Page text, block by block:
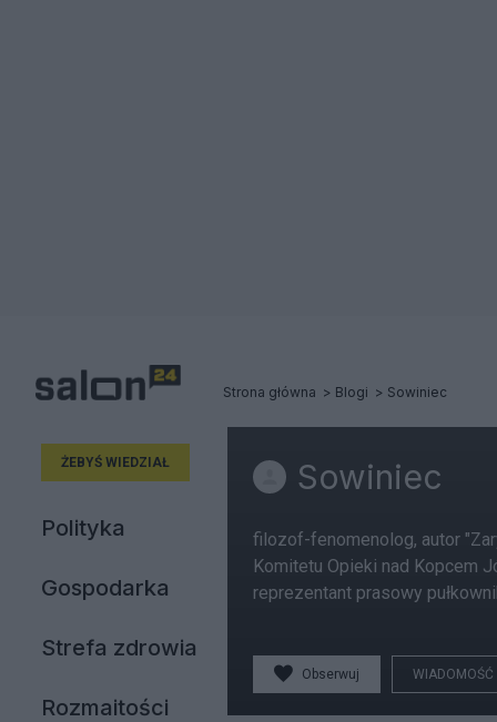
Strona główna Blogi Sowiniec
ŻEBYŚ WIEDZIAŁ
Polityka
Gospodarka
Strefa zdrowia
Rozmaitości
Sowiniec
filozof-fenomenolog, autor
Komitetu Opieki nad Kopcem
reprezentant prasowy
Obserwuj WIADOMOŚĆ